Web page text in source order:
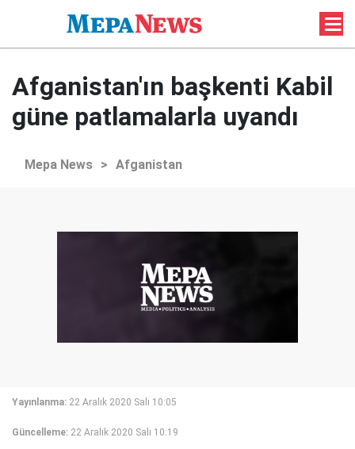
Afganistan'ın başkenti Kabil
güne patlamalarla uyandı
Mepa News > Afganistan
Yayınlanma: 22 Aralık 2020 Salı 10:05
Güncelleme: 22 Aralık 2020 Salı 10:19